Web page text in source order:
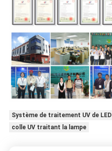
Système de traitement UV de LED
colle UV traitant la lampe